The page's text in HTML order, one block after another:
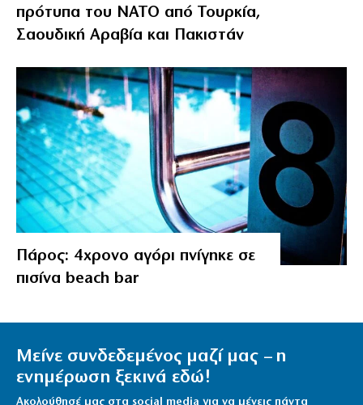
πρότυπα του ΝΑΤΟ από Τουρκία,
Σαουδική Αραβία και Πακιστάν
Πάρος: 4χρονο αγόρι πνίγηκε σε
πισίνα beach bar
Μείνε συνδεδεμένος μαζί μας – η
ενημέρωση ξεκινά εδώ!
Ακολούθησέ μας στα social media για να μένεις πάντα